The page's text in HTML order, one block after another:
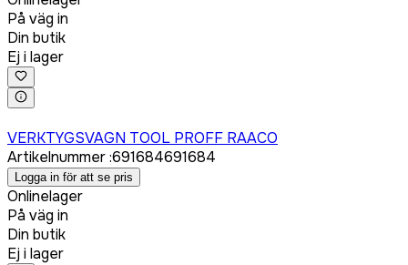
På väg in
Din butik
Ej i lager
VERKTYGSVAGN TOOL PROFF RAACO
Artikelnummer:691684691684
Logga in för att se pris
Onlinelager
På väg in
Din butik
Ej i lager